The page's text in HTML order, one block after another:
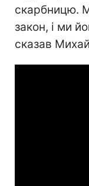
скарбницю.
закон, і ми
сказав